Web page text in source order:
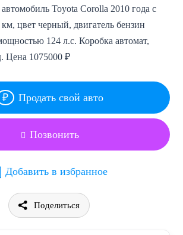
автомобиль Toyota Corolla 2010 года с
цвет черный, двигатель бензин
124 л.с. Коробка автомат,
Цена 1075000 ₽
Продать свой авто
Позвонить
Добавить в избранное
Поделиться